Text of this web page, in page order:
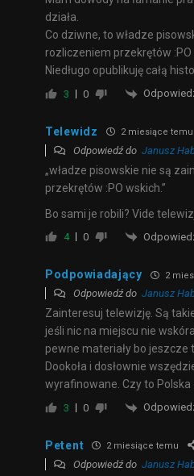
działa.
Co dziwne, to władze
rozliczeniem przekrętów :PO
Niedługo opublikuję całą
3 0
Telewidz 2 miesiące temu
Odpowiedź do Janusz
„władze pisowskie nie są
przekrętów :PO wskich.”
Bo sami je robili? Vide
4 0
Podpowiadający 2
Odpowiedź do Janusz
Zainteresuj telewizję. Są
jeśli nic na miejscu nie
pewne materiały bo jeszcze
Dookoła i dosłownie
wyrafinowane. Czy to Polska
3 0
Petent 2 miesiące temu
Odpowiedź do Janusz